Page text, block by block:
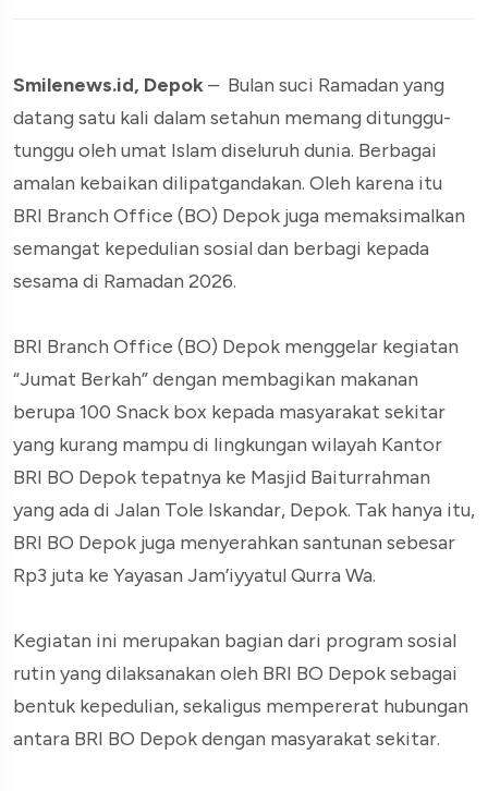
Smilenews.id, Depok– Bulan suci Ramadan yang
datang satu kali dalam setahun memang ditunggu-
tunggu oleh umat Islam diseluruh dunia. Berbagai
amalan kebaikan dilipatgandakan. Oleh karena itu
BRI Branch Office (BO) Depok juga memaksimalkan
semangat kepedulian sosial dan berbagi kepada
sesama di Ramadan 2026.
BRI Branch Office (BO) Depok menggelar kegiatan
“Jumat Berkah” dengan membagikan makanan
berupa 100 Snack box kepada masyarakat sekitar
yang kurang mampu di lingkungan wilayah Kantor
BRI BO Depok tepatnya ke Masjid Baiturrahman
yang ada di Jalan Tole Iskandar, Depok. Tak hanya itu,
BRI BO Depok juga menyerahkan santunan sebesar
Rp3 juta ke Yayasan Jam’iyyatul Qurra Wa.
Kegiatan ini merupakan bagian dari program sosial
rutin yang dilaksanakan oleh BRI BO Depok sebagai
bentuk kepedulian, sekaligus mempererat hubungan
antara BRI BO Depok dengan masyarakat sekitar.